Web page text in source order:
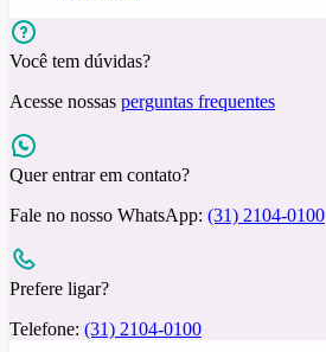
Você tem dúvidas?
Acesse nossas perguntas frequentes
Quer entrar em contato?
Fale no nosso WhatsApp: (31) 2104-0100
Prefere ligar?
Telefone: (31) 2104-0100